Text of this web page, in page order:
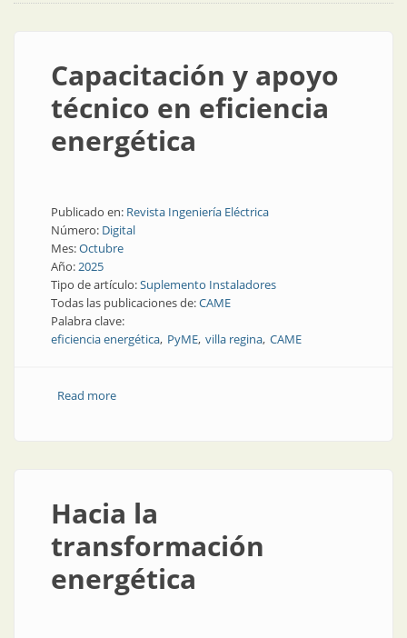
Capacitación y apoyo
técnico en eficiencia
energética
Publicado en: Revista Ingeniería Eléctrica
Número: Digital
Mes:Octubre
Año:2025
Tipo de artículo:Suplemento Instaladores
Todas las publicaciones de:CAME
Palabra clave:
eficiencia energética PyME villa regina CAME
Read moreabout Capacitación y apoyo técnico en eficiencia
Hacia la
transformación
energética